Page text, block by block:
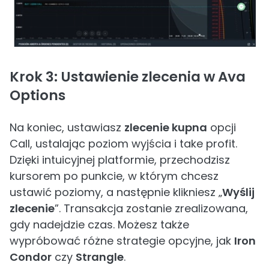
Krok 3: Ustawienie zlecenia w Ava
Options
Na koniec, ustawiasz zlecenie kupna opcji
Call, ustalając poziom wyjścia i take profit.
Dzięki intuicyjnej platformie, przechodzisz
kursorem po punkcie, w którym chcesz
ustawić poziomy, a następnie klikniesz „Wyślij
zlecenie”. Transakcja zostanie zrealizowana,
gdy nadejdzie czas. Możesz także
wypróbować różne strategie opcyjne, jak Iron
Condor czy Strangle.